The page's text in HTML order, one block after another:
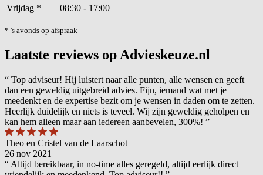
Vrijdag * 08:30 - 17:00
* 's avonds op afspraak
Laatste reviews op Advieskeuze.nl
“ Top adviseur! Hij luistert naar alle punten, alle wensen en geeft
dan een geweldig uitgebreid advies. Fijn, iemand wat met je
meedenkt en de expertise bezit om je wensen in daden om te zetten.
Heerlijk duidelijk en niets is teveel. Wij zijn geweldig geholpen en
kan hem alleen maar aan iedereen aanbevelen, 300%! ”
Theo en Cristel van de Laarschot
26 nov 2021
“ Altijd bereikbaar, in no-time alles geregeld, altijd eerlijk direct